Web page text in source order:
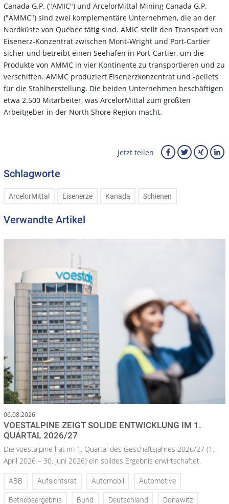
Canada G.P. ("AMIC") und ArcelorMittal Mining Canada G.P.
("AMMC") sind zwei komplementäre Unternehmen, die an der
Nordküste von Québec tätig sind. AMIC stellt den Transport von
Eisenerz-Konzentrat zwischen Mont-Wright und Port-Cartier
sicher und betreibt einen Seehafen in Port-Cartier, um die
Produkte von AMMC in vier Kontinente zu transportieren und zu
verschiffen. AMMC produziert Eisenerzkonzentrat und -pellets
für die Stahlherstellung. Die beiden Unternehmen beschäftigen
etwa 2.500 Mitarbeiter, was ArcelorMittal zum größten
Arbeitgeber in der North Shore Region macht.
Jetzt teilen
Schlagworte
ArcelorMittal Eisenerze Kanada Schienen
Verwandte Artikel
06.08.2026
VOESTALPINE ZEIGT SOLIDE ENTWICKLUNG IM 1.
QUARTAL 2026/27
Die voestalpine hat im 1. Quartal des Geschäftsjahres 2026/27 (1.
April 2026 – 30. Juni 2026) ein solides Ergebnis erwirtschaftet.
ABB Aufsichtsrat Automobil Automotive
Betriebsergebnis Bund Deutschland Donawitz